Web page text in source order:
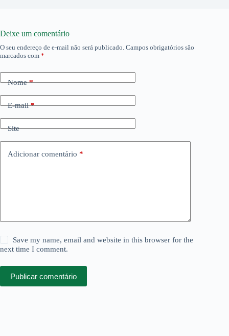
Deixe um comentário
O seu endereço de e-mail não será publicado. Campos obrigatórios são
marcados com *
Nome*
E-mail*
Site
Adicionar comentário *
Save my name, email and website in this browser for the
next time I comment.
Publicar comentário